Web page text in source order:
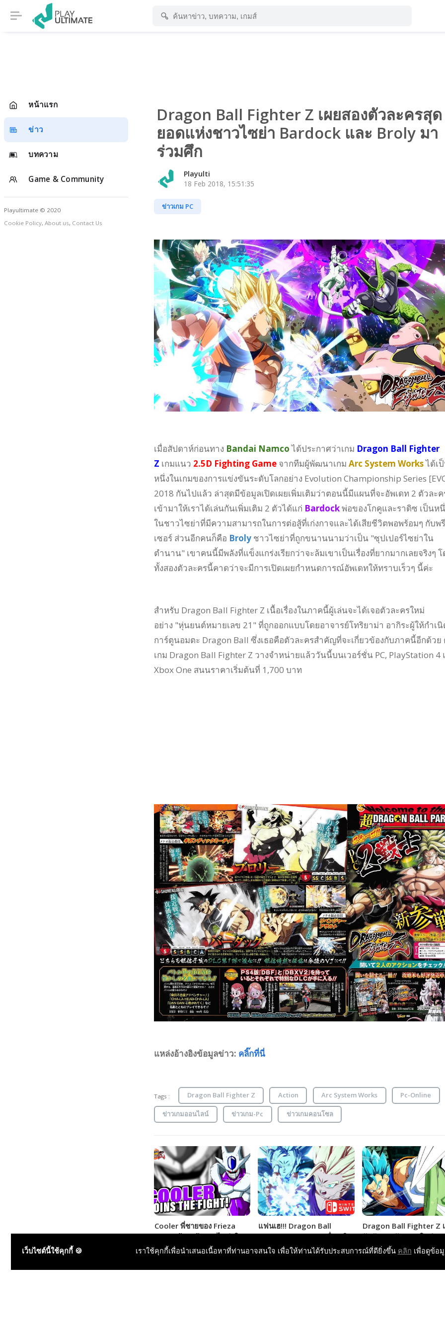
หน้าแรก
ข่าว
บทความ
Game & Community
Playultimate © 2020
Cookie Policy, About us, Contact Us
Dragon Ball Fighter Z เผยสองตัวละครสุด
ยอดแห่งชาวไซย่า Bardock และ Broly มา
ร่วมศึก
Playulti
18 Feb 2018, 15:51:35
ข่าวเกม PC
เมื่อสัปดาห์ก่อนทาง Bandai Namcoได้ประกาศว่าเกม Dragon Ball Fighter
Z เกมแนว 2.5D Fighting Gameจากทีมผู้พัฒนาเกม Arc System Worksได้เ
หนึ่งในเกมของการแข่งขันระดับโลกอย่าง Evolution Championship Series
2018 กันไปแล้ว ล่าสุดมีข้อมูลเปิดเผยเพิ่มเติมว่าตอนนี้มีแผนที่จะอัพเดท 2 ตัวละค
เข้ามาให้เราได้เล่นกันเพิ่มเติม 2 ตัวได้แก่ Bardockพ่อของโกคูและราดิซ เป็นห
ในชาวไซย่าที่มีความสามารถในการต่อสู้ที่เก่งกาจและได้เสียชีวิตพอพร้อมๆ กับพ
เซอร์ ส่วนอีกคนก็คือ Brolyชาวไซย่าที่ถูกขนานนามว่าเป็น "ซุปเปอร์ไซย่าใน
ตำนาน" เขาคนนี้มีพลังที่แข็งแกร่งเรียกว่าจะล้มเขาเป็นเรื่องที่ยากมากเลยจริงๆ โ
ทั้งสองตัวละครนี้คาดว่าจะมีการเปิดเผยกำหนดการณ์อัพเดทให้ทราบเร็วๆ นี้ค่ะ
สำหรับ Dragon Ball Fighter Z เนื้อเรื่องในภาคนี้ผู้เล่นจะได้เจอตัวละครใหม่
อย่าง "หุ่นยนต์หมายเลข 21" ที่ถูกออกแบบโดยอาจารย์โทริยาม่า อากิระผู้ให้กำเนิ
การ์ตูนอมตะ Dragon Ball ซึ่งเธอคือตัวละครสำคัญที่จะเกี่ยวข้องกับภาคนี้อีกด้วย
เกม Dragon Ball Fighter Z วางจำหน่ายแล้ววันนี้บนเวอร์ชั่น PC, PlayStation 4
Xbox One สนนราคาเริ่มต้นที่ 1,700 บาท
แหล่งอ้างอิงข้อมูลข่าว: คลิ๊กที่นี่
Tags : Dragon Ball Fighter Z Action Arc System Works Pc-Online
ข่าวเกมออนไลน์ ข่าวเกม-Pc ข่าวเกมคอนโซล
Cooler พี่ชายของ Frieza
ตามมาล้างแค้นชาวไซย่าใน
Dragon Ball Fighter Z
แฟนเฮ!!! Dragon Ball
Fighter Z [Switch] เลื่อนเปิด
ทดสอบ OBT มาพร้อมโหมด
Dragon Ball Fighter Z
วันอัพเดทตัวละครใหม่
Zamasu และ SSGSS
เว็บไซต์นี้ใช้คุกกี้ 🍪 เราใช้คุกกี้เพื่อนำเสนอเนื้อหาที่ท่านอาจสนใจ เพื่อให้ท่านได้รับประสบการณ์ที่ดียิ่งขึ้น คลิก เพื่อดูข้อ